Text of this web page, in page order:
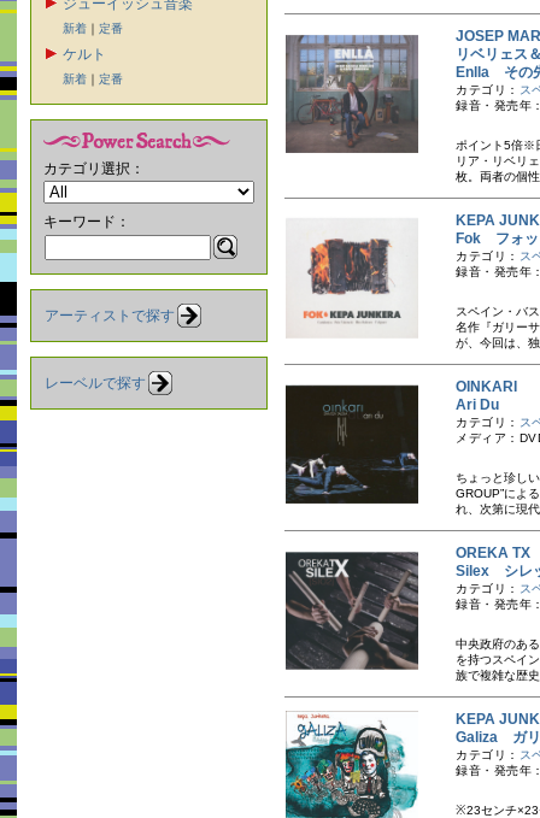
ジューイッシュ音楽
新着 ｜ 定番
ケルト
新着 ｜ 定番
カテゴリ選択：
キーワード：
アーティストで探す
レーベルで探す
JOSEP
リベリェス
Enlla その
カテゴリ： ス
録音・発売年
ポイント5倍※
リア・リベリ
枚。両者の個
KEPA
Fok フォッ
カテゴリ： ス
録音・発売年
スペイン・バ
名作『ガリー
が、今回は、
OINKARI
Ari Du
カテゴリ： ス
メディア：
ちょっと珍し
GROUP”によ
れ、次第に現
OREKA TX
Silex シレ
カテゴリ： ス
録音・発売年
中央政府のあ
を持つスペイ
族で複雑な歴
KEPA
Galiza ガ
カテゴリ： ス
録音・発売
※23センチ×23